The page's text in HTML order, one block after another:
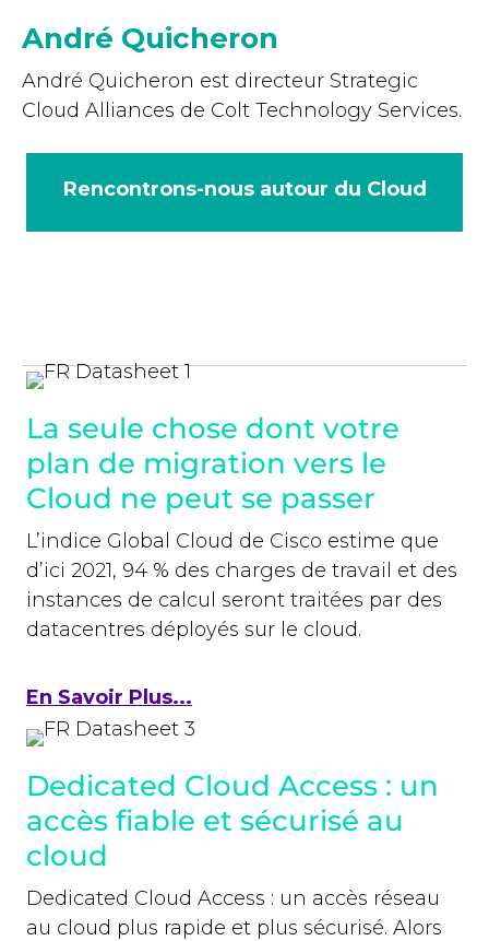
André Quicheron
André Quicheron est directeur Strategic
Cloud Alliances de Colt Technology Services.
Rencontrons-nous autour du Cloud
La seule chose dont votre
plan de migration vers le
Cloud ne peut se passer
L’indice Global Cloud de Cisco estime que
d’ici 2021, 94 % des charges de travail et des
instances de calcul seront traitées par des
datacentres déployés sur le cloud.
En Savoir Plus...
Dedicated Cloud Access : un
accès fiable et sécurisé au
cloud
Dedicated Cloud Access : un accès réseau
au cloud plus rapide et plus sécurisé. Alors